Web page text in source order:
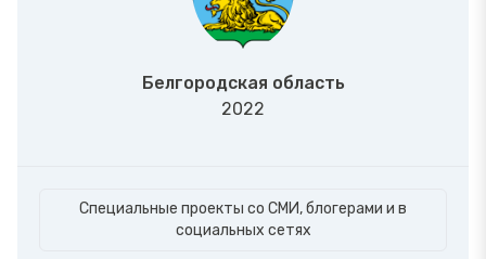
Белгородская область
2022
Специальные проекты со СМИ, блогерами и в
социальных сетях